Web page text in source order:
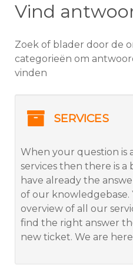
Vind
Zoek of blader door de
categorieën om
vinden
SERVICES
When your question is
services then there is a
have already the
of our knowledgebase.
overview of all our
find the right answer
new ticket. We are